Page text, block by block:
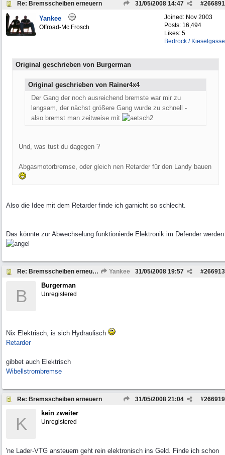
Re: Bremsscheiben erneuern #266891
31/05/2008 14:47
Joined: Nov 2003
Posts: 16,494
Likes: 5
Bedrock / Kieselgasse
Yankee
Offroad-Mc Frosch
Original geschrieben von Burgerman
Original geschrieben von Rainer4x4
Der Gang der noch ausreichend bremste war mir zu
langsam, der nächst größere Gang wurde zu schnell -
also bremst man zeitweise mit
Und, was tust du dagegen ?
Abgasmotorbremse, oder gleich nen Retarder für den Landy bauen
Also die Idee mit dem Retarder finde ich garnicht so schlecht.
Das könnte zur Abwechselung funktionierde Elektronik im Defender werden
Re: Bremsscheiben erneuern Yankee #266913
31/05/2008 19:57
B
Burgerman
Unregistered
Nix Elektrisch, is sich Hydraulisch
Retarder
gibbet auch Elektrisch
Wibellstrombremse
Re: Bremsscheiben erneuern #266919
31/05/2008 21:04
K
kein zweiter
Unregistered
'ne Lader-VTG ansteuern geht rein elektronisch ins Geld. Finde ich schon